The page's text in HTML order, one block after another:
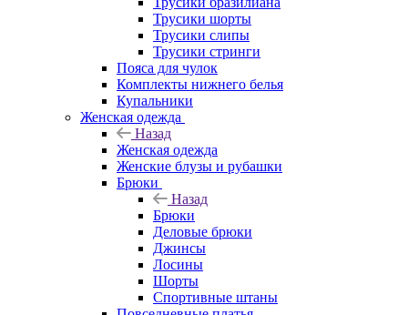
Трусики шорты
Трусики слипы
Трусики стринги
Пояса для чулок
Комплекты нижнего белья
Купальники
Женская одежда
Назад
Женская одежда
Женские блузы и рубашки
Брюки
Назад
Брюки
Деловые брюки
Джинсы
Лосины
Шорты
Спортивные штаны